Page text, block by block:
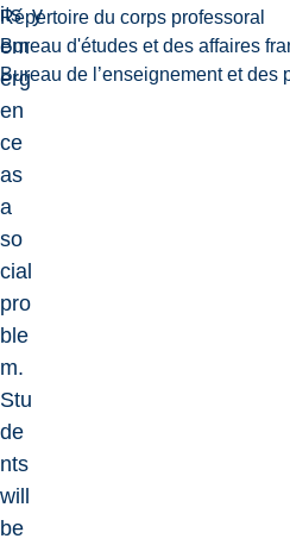
Répertoire du corps professoral
Bureau d'études et des affaires
Bureau de l’enseignement et des
its
em
erg
en
ce
as
a
so
cial
pro
ble
m.
Stu
de
nts
will
be
y